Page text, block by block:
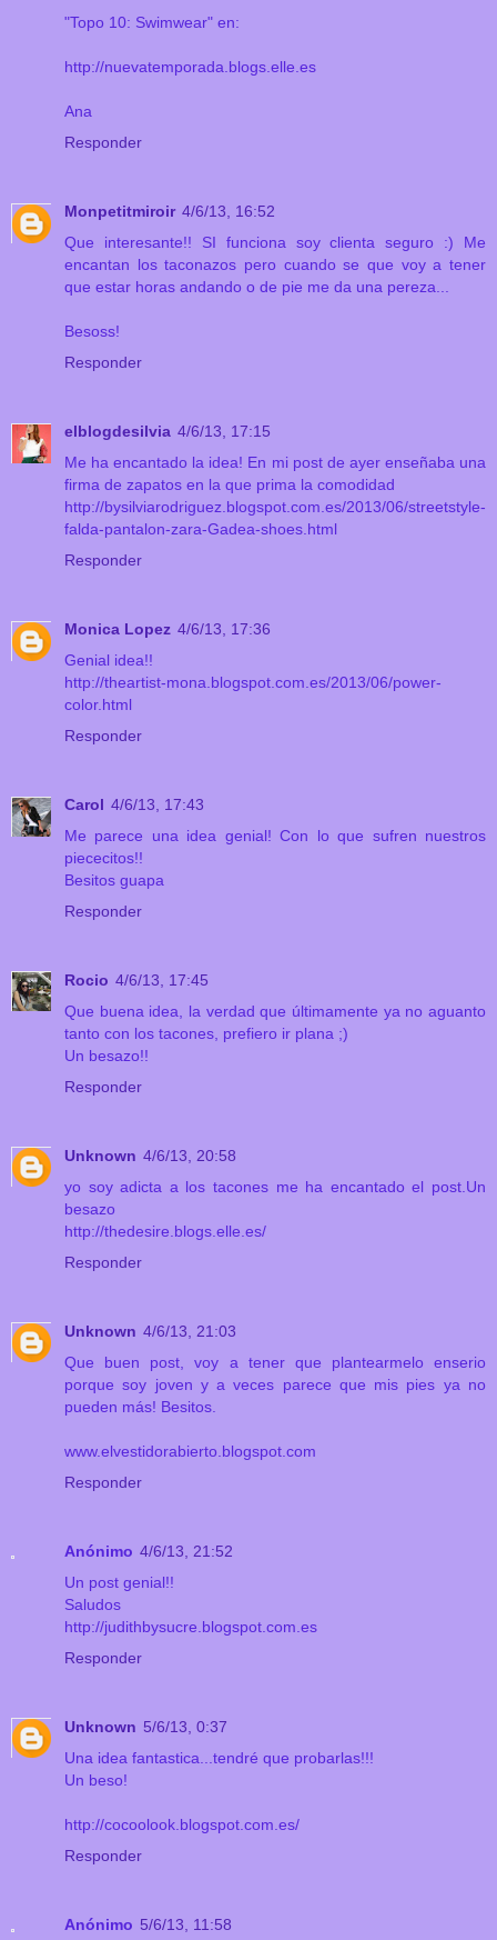
"Topo 10: Swimwear" en:
http://nuevatemporada.blogs.elle.es
Ana
Responder
Monpetitmiroir 4/6/13, 16:52
Que interesante!! SI funciona soy clienta seguro :) Me
encantan los taconazos pero cuando se que voy a tener
que estar horas andando o de pie me da una pereza...
Besoss!
Responder
elblogdesilvia 4/6/13, 17:15
Me ha encantado la idea! En mi post de ayer enseñaba una
firma de zapatos en la que prima la comodidad
http://bysilviarodriguez.blogspot.com.es/2013/06/streetstyle-
falda-pantalon-zara-Gadea-shoes.html
Responder
Monica Lopez 4/6/13, 17:36
Genial idea!!
http://theartist-mona.blogspot.com.es/2013/06/power-
color.html
Responder
Carol 4/6/13, 17:43
Me parece una idea genial! Con lo que sufren nuestros
piececitos!!
Besitos guapa
Responder
Rocio 4/6/13, 17:45
Que buena idea, la verdad que últimamente ya no aguanto
tanto con los tacones, prefiero ir plana ;)
Un besazo!!
Responder
Unknown 4/6/13, 20:58
yo soy adicta a los tacones me ha encantado el post.Un
besazo
http://thedesire.blogs.elle.es/
Responder
Unknown 4/6/13, 21:03
Que buen post, voy a tener que plantearmelo enserio
porque soy joven y a veces parece que mis pies ya no
pueden más! Besitos.
www.elvestidorabierto.blogspot.com
Responder
Anónimo 4/6/13, 21:52
Un post genial!!
Saludos
http://judithbysucre.blogspot.com.es
Responder
Unknown 5/6/13, 0:37
Una idea fantastica...tendré que probarlas!!!
Un beso!
http://cocoolook.blogspot.com.es/
Responder
Anónimo 5/6/13, 11:58